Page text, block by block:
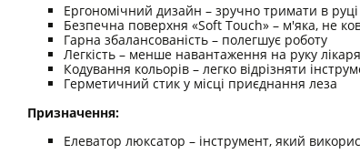
Ергономічний дизайн – зручно тримати в
Безпечна поверхня «Soft Touch» – м'яка, не
Гарна збалансованість – полегшує роботу
Легкість – менше навантаження на руку лікаря
Кодування кольорів – легко відрізняти
Герметичний стик у місці приєднання леза
Призначення:
Елеватор люксатор – інструмент, який